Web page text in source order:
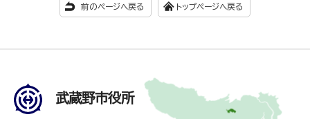
前のページへ戻る トップページへ戻る
武蔵野市役所